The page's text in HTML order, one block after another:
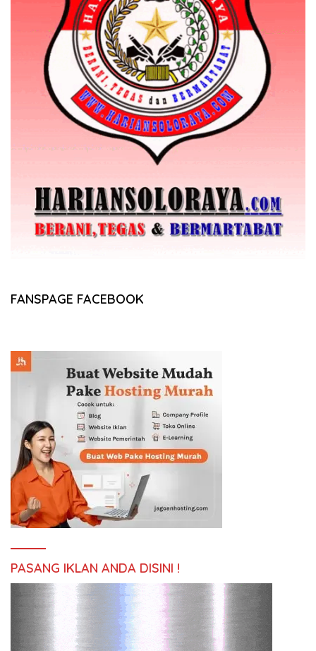
FANSPAGE FACEBOOK
PASANG IKLAN ANDA DISINI !